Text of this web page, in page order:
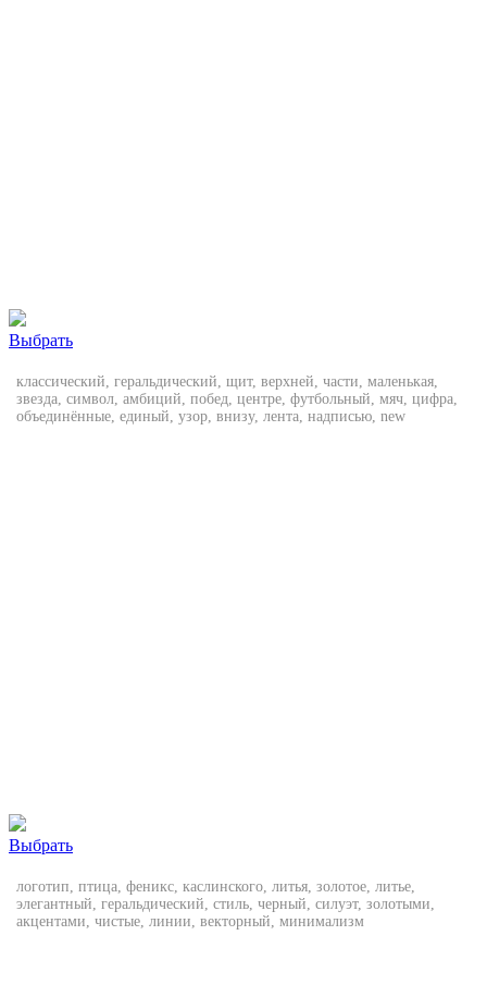
Выбрать
классический, геральдический, щит, верхней, части, маленькая,
звезда, символ, амбиций, побед, центре, футбольный, мяч, цифра,
объединённые, единый, узор, внизу, лента, надписью, new
Выбрать
логотип, птица, феникс, каслинского, литья, золотое, литье,
элегантный, геральдический, стиль, черный, силуэт, золотыми,
акцентами, чистые, линии, векторный, минимализм